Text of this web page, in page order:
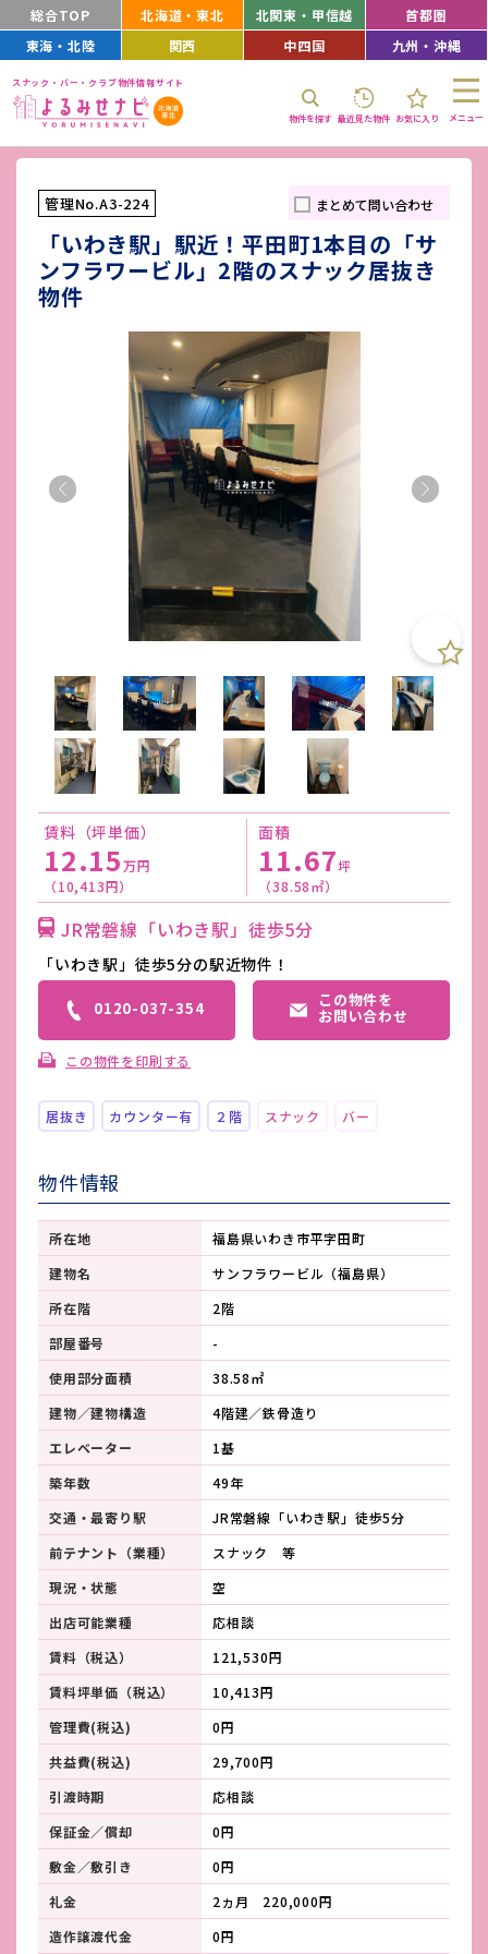
総合TOP 北海道・東北 北関東・甲信越
首都圏
東海・北陸
関西 中四国 九州・沖縄
スナック・バー・クラブ物件情報サイト
物件を探す 最近見た物件 お気に入り メニュー
管理No.A3-224 まとめて問い合わせ
「いわき駅」駅近！平田町1本目の「サ
ンフラワービル」2階のスナック居抜き
物件
賃料（坪単価）
12.15万円
（10,413円）
面積
11.67坪
（38.58㎡）
JR常磐線「いわき駅」徒歩5分
「いわき駅」徒歩5分の駅近物件！
0120-037-354 この物件を
お問い合わせ
この物件を印刷する
居抜き カウンター有 ２階 スナック バー
物件情報
所在地
福島県いわき市平字田町
建物名
サンフラワービル（福島県）
所在階
2階
部屋番号
-
使用部分面積
38.58㎡
建物／建物構造
4階建／鉄骨造り
エレベーター
1基
築年数
49年
交通・最寄り駅
JR常磐線「いわき駅」徒歩5分
前テナント（業種）
スナック 等
現況・状態
空
出店可能業種
応相談
賃料（税込）
121,530円
賃料坪単価（税込）
10,413円
管理費(税込)
0円
共益費(税込)
29,700円
引渡時期
応相談
保証金／償却
0円
敷金／敷引き
0円
礼金
2ヵ月 220,000円
造作譲渡代金
0円